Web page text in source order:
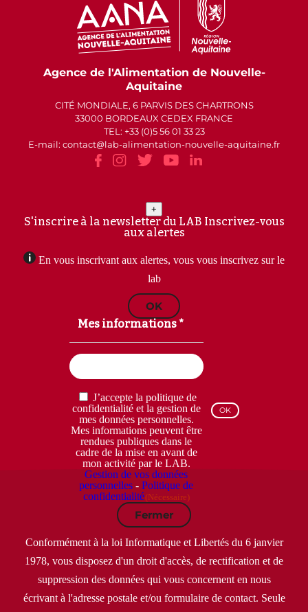
Agence de l'Alimentation de Nouvelle-
Aquitaine
CITÉ MONDIALE, 6 PARVIS DES CHARTRONS
33000 BORDEAUX CEDEX FRANCE
TEL: +33 (0)5 56 01 33 23
E-mail: contact
lab-alimentation-nouvelle-aquitaine.fr
+
S'inscrire à la newsletter du LAB Inscrivez-vous
aux alertes
En vous inscrivant aux alertes, vous vous inscrivez sur le
lab
OK
Mes informations *
RGPD
(Nécessaire)
J’accepte la politique de
confidentialité et la gestion de
mes données personnelles.
Mes informations peuvent être
rendues publiques dans le
cadre de la mise en avant de
mon activité par le LAB.
Gestion de vos données
personnelles -Politique de
confidentialité(Nécessaire)
Fermer
Conformément à la loi Informatique et Libertés du 6 janvier
1978, vous disposez d'un droit d'accès, de rectification et de
suppression des données qui vous concernent en nous
écrivant à l'adresse postale et/ou formulaire de contact. Seule